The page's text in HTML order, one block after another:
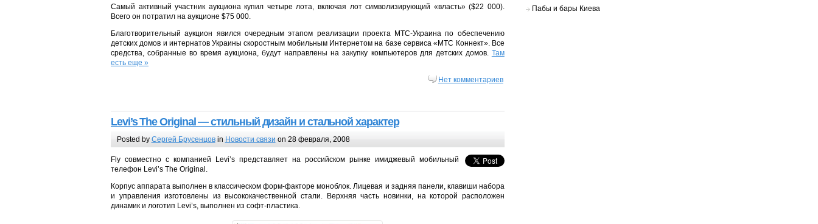
Самый активный участник аукциона купил четыре лота, включая лот символизирующий «власть» ($22 000).
Всего он потратил на аукционе $75 000.
Благотворительный аукцион явился очередным этапом реализации проекта МТС-Украина по обеспечению
детских домов и интернатов Украины скоростным мобильным Интернетом на базе сервиса «МТС Коннект». Все
средства, собранные во время аукциона, будут направлены на закупку компьютеров для детских домов. Там
есть еще »
Нет комментариев
Levi’s The Original — стильный дизайн и стальной характер
Posted by Сергей Брусенцовin Новости связи on 28 февраля, 2008
Fly совместно с компанией Levi’s представляет на российском рынке имиджевый мобильный
телефон Levi’s The Original.
Корпус аппарата выполнен в классическом форм-факторе моноблок. Лицевая и задняя панели, клавиши набора
и управления изготовлены из высококачественной стали. Верхняя часть новинки, на которой расположен
динамик и логотип Levi’s, выполнен из софт-пластика.
Пабы и бары Киева